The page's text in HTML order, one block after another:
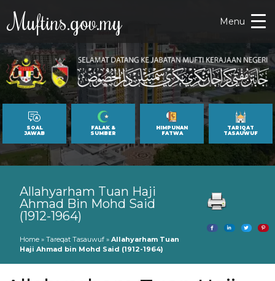
Muftins.gov.my Menu
SOAL
JAWAB
FALAK &
SUMBER
HIMPUNAN
FATWA
TARIQAT
TASAUWUF
Allahyarham Tuan Haji
Ahmad Bin Mohd Said
(1912-1964)
Home » Tareqat Tasauwuf » Allahyarham Tuan
Haji Ahmad bin Mohd Said (1912-1964)